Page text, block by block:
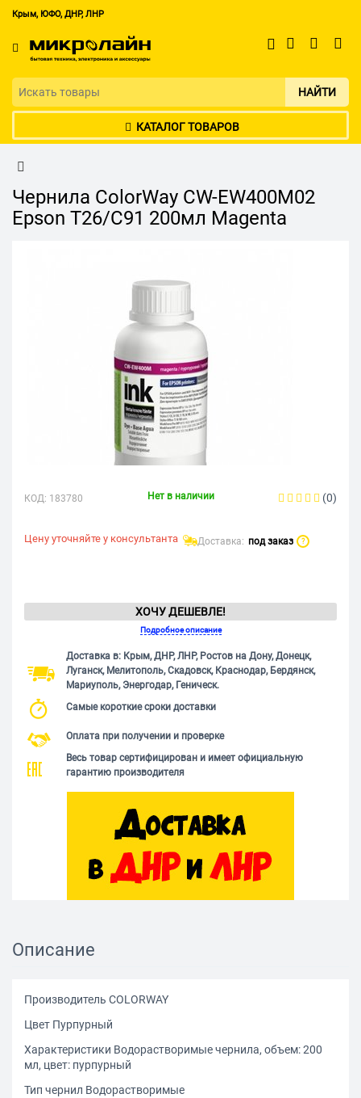
Крым, ЮФО, ДНР, ЛНР
НАЙТИ
КАТАЛОГ ТОВАРОВ
Чернила ColorWay CW-EW400M02
Epson T26/C91 200мл Magenta
КОД: 183780 Нет в наличии (0)
Цену уточняйте у консультанта Доставка: под заказ ?
ХОЧУ ДЕШЕВЛЕ!
Подробное описание
Доставка в: Крым, ДНР, ЛНР, Ростов на Дону, Донецк,
Луганск, Мелитополь, Скадовск, Краснодар, Бердянск,
Мариуполь, Энергодар, Геническ.
Самые короткие сроки доставки
Оплата при получении и проверке
Весь товар сертифицирован и имеет официальную
гарантию производителя
Описание
Производитель COLORWAY
Цвет Пурпурный
Характеристики Водорастворимые чернила, объем: 200
мл, цвет: пурпурный
Тип чернил Водорастворимые